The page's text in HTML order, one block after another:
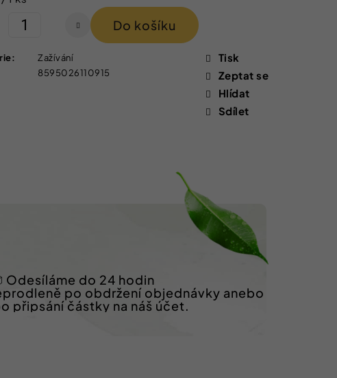
Do košíku
:
Zažívání
8595026110915
Tisk
Zeptat se
Hlídat
Sdílet
Odesíláme do 24 hodin
po obdržení objednávky anebo
připsání částky na náš účet.